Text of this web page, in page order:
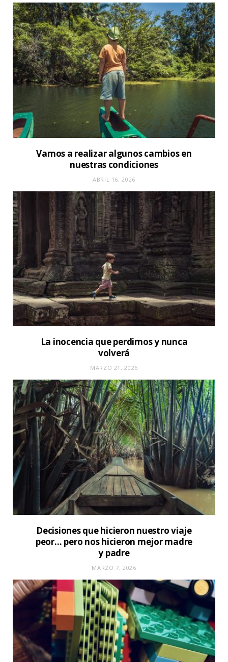
Vamos a realizar algunos cambios en
nuestras condiciones
ABRIL 16, 2026
La inocencia que perdimos y nunca
volverá
MARZO 21, 2026
Decisiones que hicieron nuestro viaje
peor… pero nos hicieron mejor madre
y padre
MARZO 7, 2026